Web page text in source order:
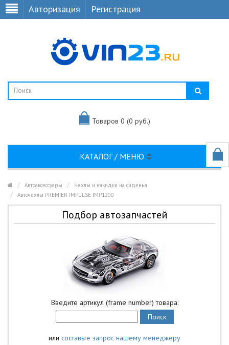
Авторизация Регистрация
Товаров 0 (0 руб.)
КАТАЛОГ / МЕНЮ
Автоаксессуары
Чехлы и накидки на сиденья
Авточехлы PREMIER IMPULSE IMP1200
Подбор автозапчастей
Введите артикул (frame number) товара:
или составьте запрос нашему менеджеру